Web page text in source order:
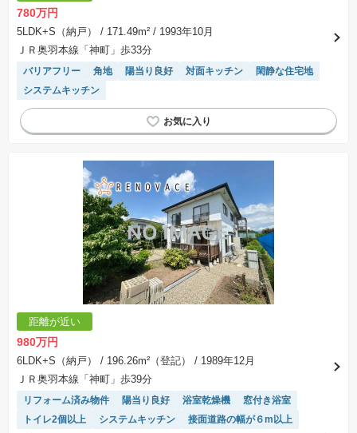
780万円
5LDK+S（納戸） / 171.49m² / 1993年10月
ＪＲ奥羽本線「神町」歩33分
バリアフリー 角地 陽当り良好 対面キッチン
閑静な住宅地
システムキッチン
距離が近い
980万円
6LDK+S（納戸） / 196.26m²（登記）
/ 1989年12月
ＪＲ奥羽本線「神町」歩39分
リフォーム済み物件 陽当り良好 浴室乾燥機
窓付き浴室
トイレ2個以上
システムキッチン 接面道路の幅が６m以上